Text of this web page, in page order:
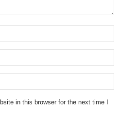
in this browser for the next time I